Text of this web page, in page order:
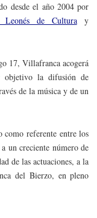
desde el año 2004 por
Leonés de Culturay
17, Villafranca acogerá
objetivo la difusión de
de la música y de un
como referente entre los
un creciente número de
de las actuaciones, a la
del Bierzo, en pleno